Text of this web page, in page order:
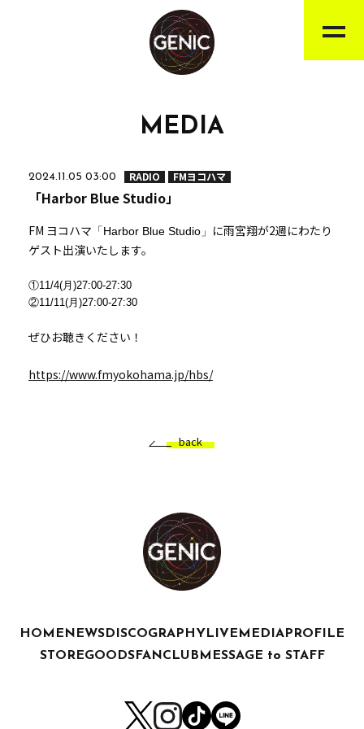
MEDIA
2024.11.05 03:00 RADIO FMヨコハマ
「Harbor Blue Studio」
FM ヨコハマ 「Harbor Blue Studio」
に雨宮翔が2週にわたり
ゲスト出演いたします。
①11/4(月)27:00-27:30
②11/11(月)27:00-27:30
ぜひお聴きください！
https://www.fmyokohama.jp/hbs/
back
HOME NEWS DISCOGRAPHY LIVE MEDIA PROFILE
STOREGOODSFANCLUB MESSAGE to STAFF